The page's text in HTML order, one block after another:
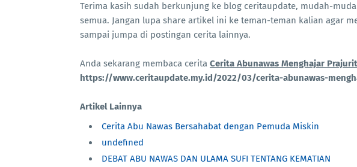
Terima kasih sudah berkunjung ke blog ceritaupdate, mudah-
semua. Jangan lupa share artikel ini ke teman-teman kalian agar
sampai jumpa di postingan cerita lainnya.
Anda sekarang membaca cerita Cerita Abunawas Menghajar
https://www.ceritaupdate.my.id/2022/03/cerita-abunawas-
Artikel Lainnya
Cerita Abu Nawas Bersahabat dengan Pemuda Miskin
undefined
DEBAT ABU NAWAS DAN ULAMA SUFI TENTANG KEMATIAN